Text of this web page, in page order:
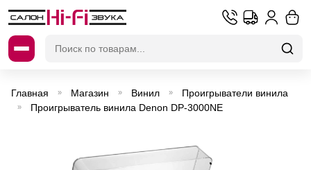
Главная » Магазин » Винил » Проигрыватели винила
» Проигрыватель винила Denon DP-3000NE